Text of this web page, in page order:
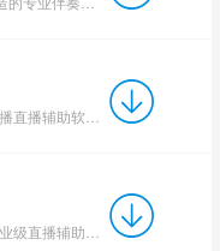
抖音直播伴侣是一款功能齐全的主播直播辅助软件。通过抖音直播伴侣软件用户可以轻松的进行直播和视频录制...